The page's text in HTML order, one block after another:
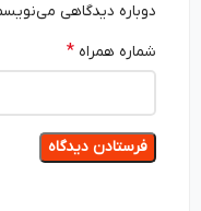
دوباره دیدگاهی می‌نویسم.
شماره همراه*